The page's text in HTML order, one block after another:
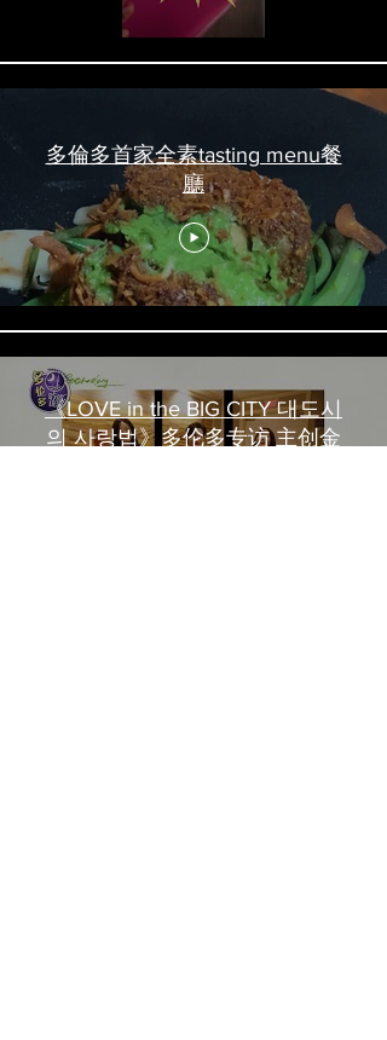
多倫多首家全素tasting menu餐
廳
《LOVE in the BIG CITY 대도시
의 사랑법》多伦多专访 主创金